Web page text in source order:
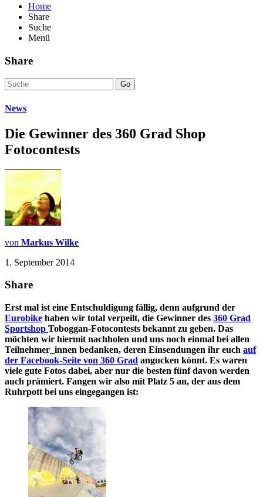
Home
Share
Suche
Menü
Share
Go
News
Die Gewinner des 360 Grad Shop
Fotocontests
von Markus Wilke
1. September 2014
Share
Erst mal ist eine Entschuldigung fällig, denn aufgrund der
Eurobike haben wir total verpeilt, die Gewinner des 360 Grad
Sportshop Toboggan-Fotocontests bekannt zu geben. Das
möchten wir hiermit nachholen und uns noch einmal bei allen
Teilnehmer_innen bedanken, deren Einsendungen ihr euch auf
der Facebook-Seite von 360 Grad angucken könnt. Es waren
viele gute Fotos dabei, aber nur die besten fünf davon werden
auch prämiert. Fangen wir also mit Platz 5 an, der aus dem
Ruhrpott bei uns eingegangen ist: